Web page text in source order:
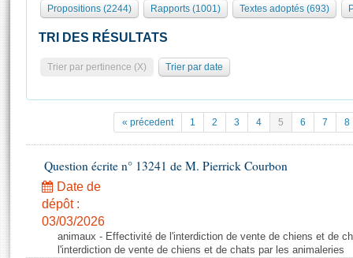
Pétitions
Projets de loi
Propositions de loi
Amendements
Textes adoptés
Présidence Conférence des Présidents Bureau Collège des
Statistiques et chiffres clés
Documents de référence
( Constitution | Règlement de l'Assemblée ... )
Histoire
Juniors
Anciennes législatures
La Bibliothèque
Contacts et plan d'accès
Photos libres de droit
Propositions (2244) Rapports (1001) Textes adoptés (693)
TRI DES RÉSULTATS
Trier par pertinence (X) Trier par date
« précedent 1 2 3 4 5 6 7 8
Question écrite n° 13241 de M. Pierrick Courbon
Date de
dépôt :
03/03/2026
animaux - Effectivité de l'interdiction de vente de chiens et de
l'interdiction de vente de chiens et de chats par les animaleries